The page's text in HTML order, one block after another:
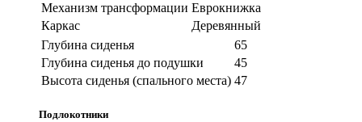
Механизм трансформации Еврокнижка
Каркас
Деревянный
Глубина сиденья
65
Глубина сиденья до подушки
45
Высота сиденья (спального места) 47
Подлокотники